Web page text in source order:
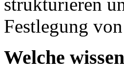
Festlegung
Welche